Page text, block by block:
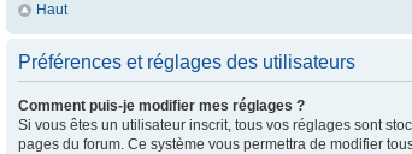
Haut
Préférences et réglages des utilisateurs
Comment puis-je modifier mes réglages ?
Si vous êtes un utilisateur inscrit, tous vos réglages sont
pages du forum. Ce système vous permettra de modifier